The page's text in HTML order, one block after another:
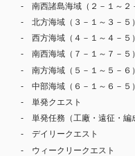
南西諸島海域（２－１～２
北方海域（３－１～３－５）
西方海域（４－１～４－５）
南西海域（７－１～７－５）
南方海域（５－１～５－６）
中部海域（６－１～６－５）
単発クエスト
単発任務（工廠・遠征・編
デイリークエスト
ウィークリークエスト